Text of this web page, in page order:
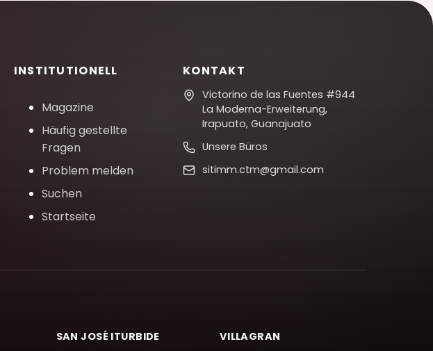
INSTITUTIONELL
Magazine
Häufig gestellte
Fragen
Problem melden
Suchen
Startseite
KONTAKT
Victorino de las Fuentes #944
La Moderna-Erweiterung,
Irapuato, Guanajuato
Unsere Büros
sitimm.ctm@gmail.com
SAN JOSÉ ITURBIDE VILLAGRAN